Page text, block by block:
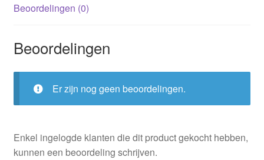
McGoldrick
Beoordelingen (0)
Beoordelingen
Er zijn nog geen beoordelingen.
Enkel ingelogde klanten die dit product gekocht hebben,
kunnen een beoordeling schrijven.